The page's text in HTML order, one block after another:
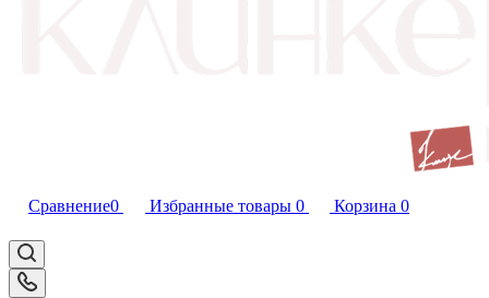
Сравнение0 Избранные товары 0 Корзина 0